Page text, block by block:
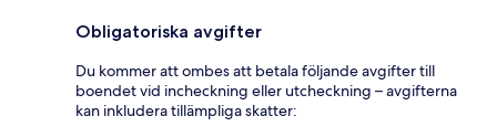
Obligatoriska avgifter
Du kommer att ombes att betala följande avgifter till
boendet vid incheckning eller utcheckning – avgifterna
kan inkludera tillämpliga skatter: